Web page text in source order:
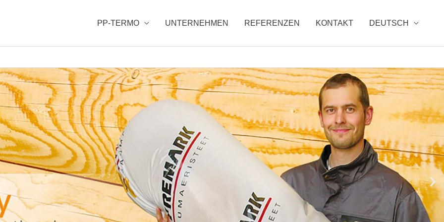
PP-TERMO UNTERNEHMEN REFERENZEN KONTAKT DEUTSCH